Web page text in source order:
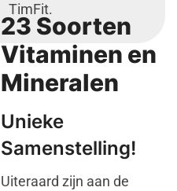
TimFit.
23 Soorten
Vitaminen en
Mineralen
Unieke
Samenstelling!
Uiteraard zijn aan de